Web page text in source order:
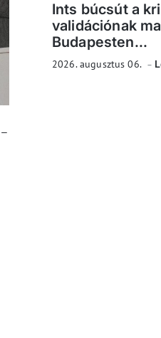
Ints búcsút a
validációnak
Budapesten...
2026. augusztus 06.